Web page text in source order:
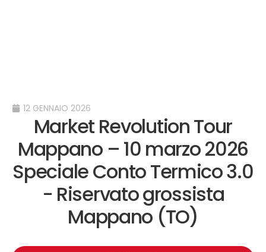
12 GENNAIO 2026
Market Revolution Tour
Mappano – 10 marzo 2026
Speciale Conto Termico 3.0
- Riservato grossista
Mappano (TO)